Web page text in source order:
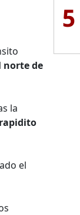
norte de
la
el
5